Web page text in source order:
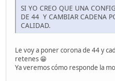
SI YO CREO QUE UNA
DE 44 Y CAMBIAR CADENA
CALIDAD.
Le voy a poner corona de 44 y
retenes 😁
Ya veremos cómo responde la